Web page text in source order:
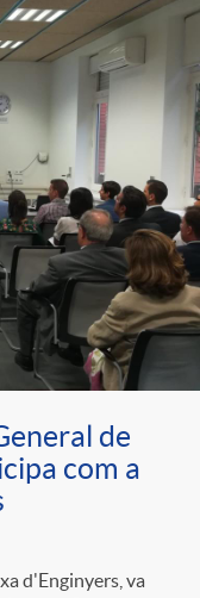
de
com a
d'Enginyers, va